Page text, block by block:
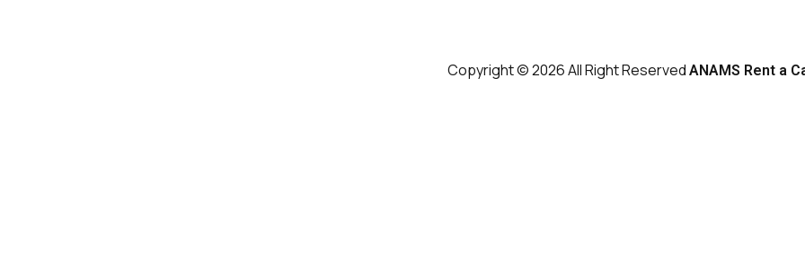
Copyright © 2026 All Right Reserved ANAMS Rent a